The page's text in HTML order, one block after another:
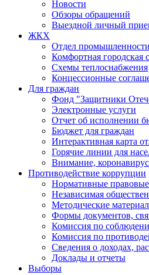
Новости
Обзоры обращений
Выездной личный
ЖКХ
Отдел
Комфортная городская
Схемы теплоснабжения
Концессионные
Для граждан
Фонд "Защитники
Электронные услуги
Отчет об исполнении
Бюджет для граждан
Интерактивная карта
Горячие линии для
Внимание,
Противодействие коррупции
Нормативные
Независимая
Методические
Формы документов,
Комиссия по
Комиссия по
Сведения о доходах,
Доклады и отчеты
Выборы